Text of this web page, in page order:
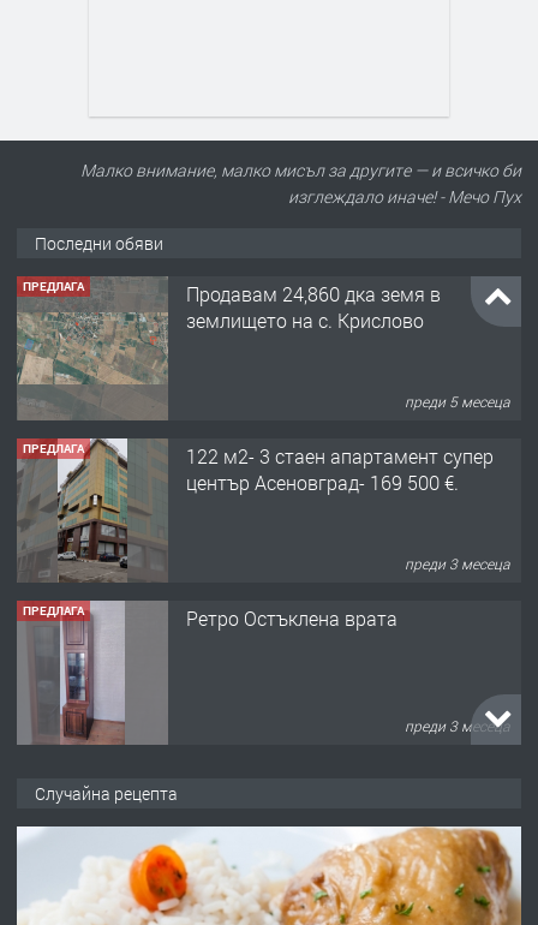
Малко внимание, малко мисъл за другите — и всичко би
изглеждало иначе! - Мечо Пух
Последни обяви
ПРЕДЛАГА
Продавам 24,860 дка земя в
землището на с. Крислово
преди 5 месеца
ПРЕДЛАГА
122 м2- 3 стаен апартамент супер
център Асеновград- 169 500 €.
преди 3 месеца
ПРЕДЛАГА Ретро Остъклена врата
преди 3 месеца
преди 10 месеца
Случайна рецепта